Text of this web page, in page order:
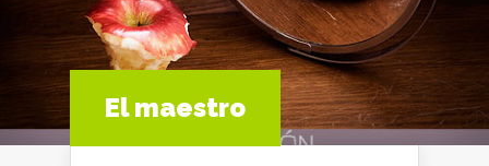
El maestro